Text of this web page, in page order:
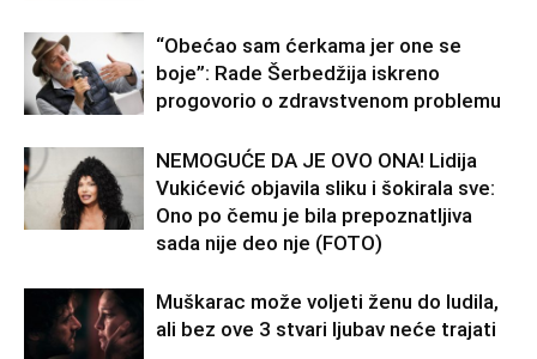
“Obećao sam ćerkama jer one se
boje”: Rade Šerbedžija iskreno
progovorio o zdravstvenom problemu
NEMOGUĆE DA JE OVO ONA! Lidija
Vukićević objavila sliku i šokirala sve:
Ono po čemu je bila prepoznatljiva
sada nije deo nje (FOTO)
Muškarac može voljeti ženu do ludila,
ali bez ove 3 stvari ljubav neće trajati